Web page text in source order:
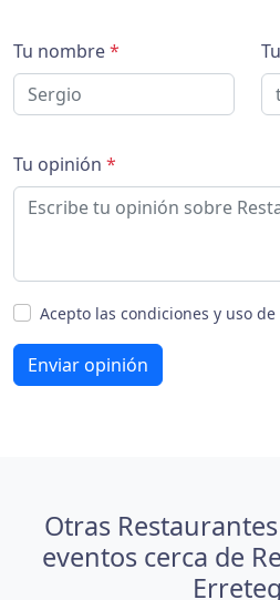
Tu nombre*
Tu opinión *
Acepto las condiciones y uso
Enviar opinión
Otras
eventos cerca de